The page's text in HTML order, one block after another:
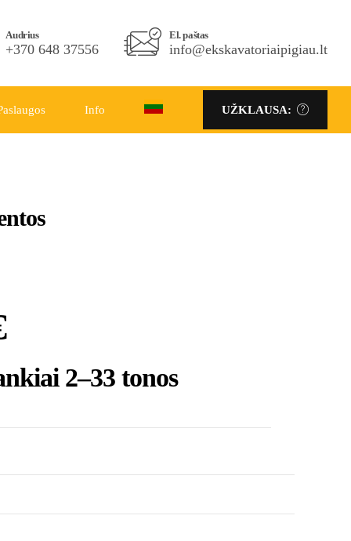
Telefono Nr.
+370 686 86333
El. paštas
info@ekskavatoriaipigiau.lt
UŽKLAUSA:
Audrius
+370 648 37556
El. paštas
info@ekskavatoriaipigiau.lt
UŽKLAUSA:
Info
2–33 tonos